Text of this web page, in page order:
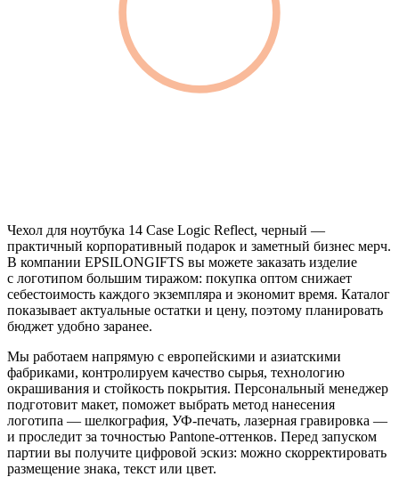
Чехол для ноутбука 14 Case Logic Reflect, черный —
практичный корпоративный подарок и заметный бизнес мерч.
В компании EPSILONGIFTS вы можете заказать изделие
с логотипом большим тиражом: покупка оптом снижает
себестоимость каждого экземпляра и экономит время. Каталог
показывает актуальные остатки и цену, поэтому планировать
бюджет удобно заранее.
Мы работаем напрямую с европейскими и азиатскими
фабриками, контролируем качество сырья, технологию
окрашивания и стойкость покрытия. Персональный менеджер
подготовит макет, поможет выбрать метод нанесения
логотипа — шелкография, УФ-печать, лазерная гравировка —
и проследит за точностью Pantone-оттенков. Перед запуском
партии вы получите цифровой эскиз: можно скорректировать
размещение знака, текст или цвет.